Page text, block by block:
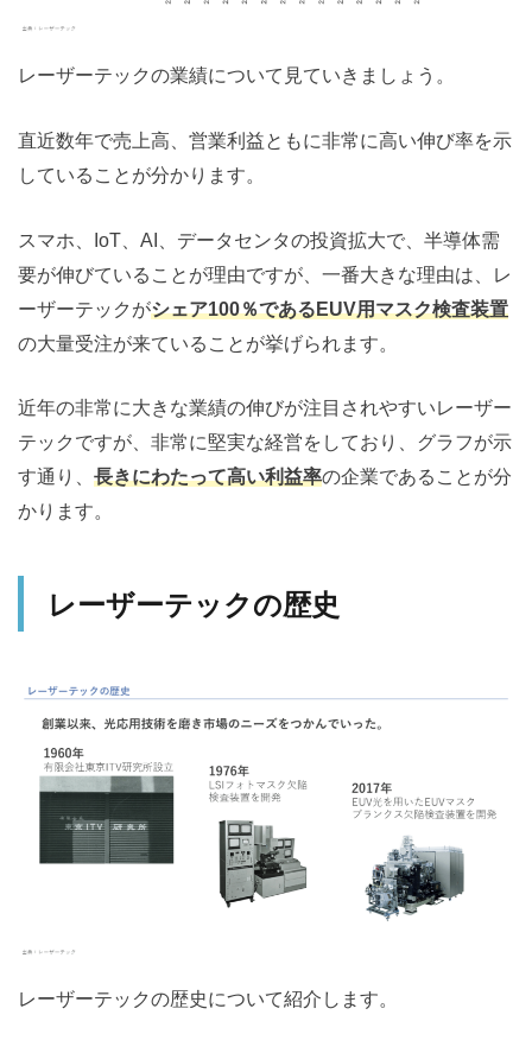
レーザーテックの業績について見ていきましょう。
直近数年で売上高、営業利益ともに非常に高い伸び率を示
していることが分かります。
スマホ、IoT、AI、データセンタの投資拡大で、半導体需
要が伸びていることが理由ですが、一番大きな理由は、レ
ーザーテックがシェア100％であるEUV用マスク検査装置
の大量受注が来ていることが挙げられます。
近年の非常に大きな業績の伸びが注目されやすいレーザー
テックですが、非常に堅実な経営をしており、グラフが示
す通り、 長きにわたって高い利益率の企業であることが分
かります。
レーザーテックの歴史
レーザーテックの歴史について紹介します。